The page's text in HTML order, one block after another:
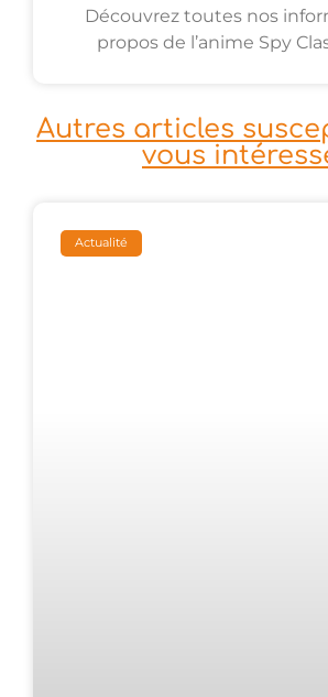
Découvrez toutes nos
propos de l’anime Spy
Autres articles
vous
Actualité